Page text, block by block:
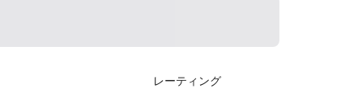
レーティング